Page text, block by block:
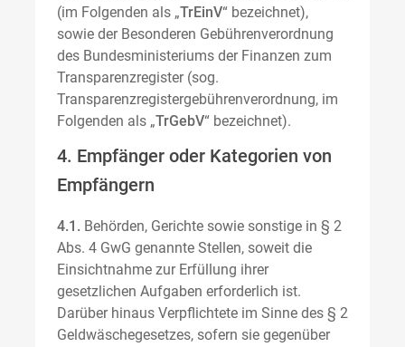
(im Folgenden als „TrEinV“ bezeichnet),
sowie der Besonderen Gebührenverordnung
des Bundesministeriums der Finanzen zum
Transparenzregister (sog.
Transparenzregistergebührenverordnung, im
Folgenden als „TrGebV“ bezeichnet).
4. Empfänger oder Kategorien von
Empfängern
4.1. Behörden, Gerichte sowie sonstige in § 2
Abs. 4 GwG genannte Stellen, soweit die
Einsichtnahme zur Erfüllung ihrer
gesetzlichen Aufgaben erforderlich ist.
Darüber hinaus Verpflichtete im Sinne des § 2
Geldwäschegesetzes, sofern sie gegenüber